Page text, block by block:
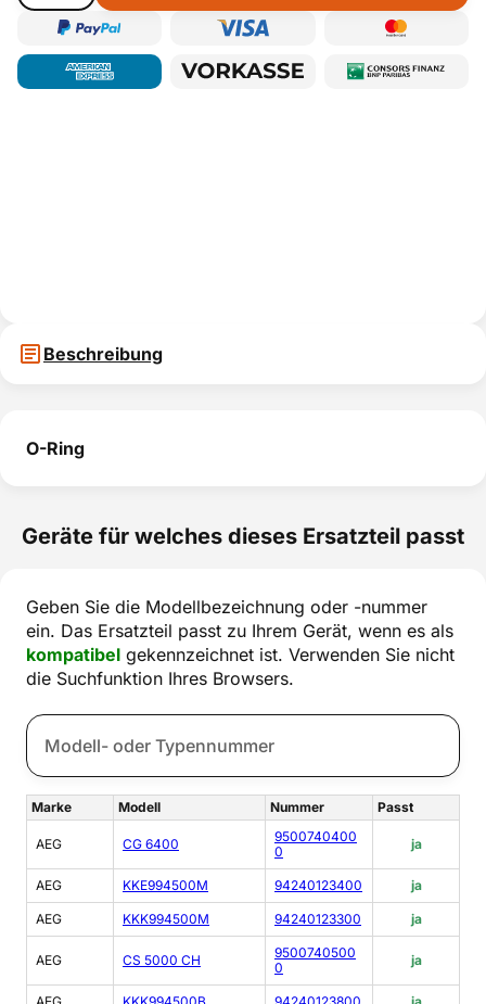
Beschreibung
O-Ring
Geräte für welches dieses Ersatzteil passt
Geben Sie die Modellbezeichnung oder -nummer
ein. Das Ersatzteil passt zu Ihrem Gerät, wenn es als
kompatibel gekennzeichnet ist. Verwenden Sie nicht
die Suchfunktion Ihres Browsers.
Marke Modell Nummer Passt
AEG CG 6400
9500740400
0
ja
AEG KKE994500M 94240123400 ja
AEG KKK994500M 94240123300 ja
AEG CS 5000 CH
9500740500
0
ja